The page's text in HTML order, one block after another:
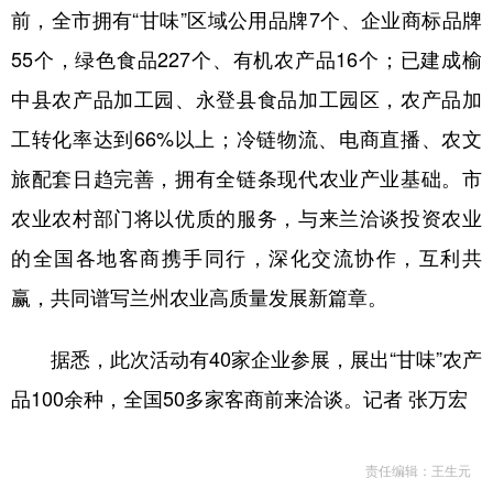
前，全市拥有“甘味”区域公用品牌7个、企业商标品牌
55个，绿色食品227个、有机农产品16个；已建成榆
中县农产品加工园、永登县食品加工园区，农产品加
工转化率达到66%以上；冷链物流、电商直播、农文
旅配套日趋完善，拥有全链条现代农业产业基础。市
农业农村部门将以优质的服务，与来兰洽谈投资农业
的全国各地客商携手同行，深化交流协作，互利共
赢，共同谱写兰州农业高质量发展新篇章。
据悉，此次活动有40家企业参展，展出“甘味”农产
品100余种，全国50多家客商前来洽谈。记者 张万宏
责任编辑：王生元